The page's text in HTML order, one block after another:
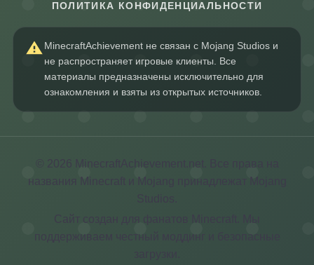
ПОЛИТИКА КОНФИДЕНЦИАЛЬНОСТИ
MinecraftAchievement не связан с Mojang Studios и
не распространяет игровые клиенты. Все
материалы предназначены исключительно для
ознакомления и взяты из открытых источников.
© 2026 MinecraftAchievement.net. Все права на
названия Minecraft и Mojang принадлежат Mojang
Сайт создан для фанатов Minecraft. Мы
поддерживаем честный моддинг и безопасные